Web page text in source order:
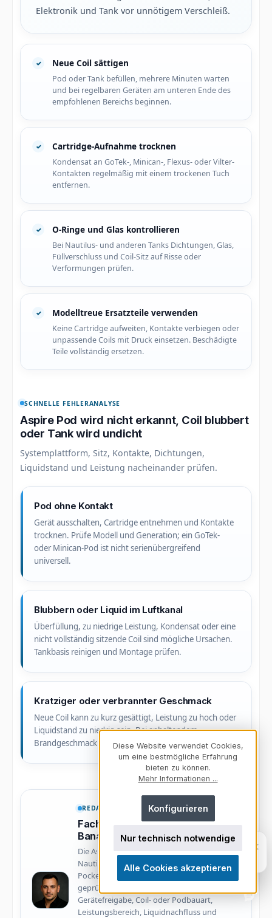
Elektronik und Tank vor unnötigem Verschleiß.
Neue Coil sättigen
Pod oder Tank befüllen, mehrere Minuten warten
und bei regelbaren Geräten am unteren Ende des
empfohlenen Bereichs beginnen.
Cartridge-Aufnahme trocknen
Kondensat an GoTek-, Minican-, Flexus- oder Vilter-
Kontakten regelmäßig mit einem trockenen Tuch
entfernen.
O-Ringe und Glas kontrollieren
Bei Nautilus- und anderen Tanks Dichtungen, Glas,
Füllverschluss und Coil-Sitz auf Risse oder
Verformungen prüfen.
Modelltreue Ersatzteile verwenden
Keine Cartridge aufweiten, Kontakte verbiegen oder
unpassende Coils mit Druck einsetzen. Beschädigte
Teile vollständig ersetzen.
SCHNELLE FEHLERANALYSE
Aspire Pod wird nicht erkannt, Coil blubbert
oder Tank wird undicht
Systemplattform, Sitz, Kontakte, Dichtungen,
Liquidstand und Leistung nacheinander prüfen.
Pod ohne Kontakt
Gerät ausschalten, Cartridge entnehmen und Kontakte
trocknen. Prüfe Modell und Generation; ein GoTek-
oder Minican-Pod ist nicht serienübergreifend
universell.
Blubbern oder Liquid im Luftkanal
Überfüllung, zu niedrige Leistung, Kondensat oder eine
nicht vollständig sitzende Coil sind mögliche Ursachen.
Tankbasis reinigen und Montage prüfen.
Kratziger oder verbrannter Geschmack
Neue Coil kann zu kurz gesättigt, Leistung zu hoch oder
Liquidstand zu niedrig sein. Bei anhaltendem
Brandgeschmack Head oder Pod austauschen.
REDAKTIONELLE VERANTWORTUNG
Fachlich eingeordnet von Boris
Banaszak
Die Aspire-Zubehörkategorie wird nach
Nautilus-, AF-, BP-, Flexus-, GoTek-, Minican-,
PockeX- und Vilter-Plattform redaktionell
geprüft. Entscheidend sind reale
Gerätefreigabe, Coil- oder Podbauart,
Leistungsbereich, Liquidnachfluss und
Fragen zu unserem Sortiment? Ich
×
Diese Website verwendet Cookies,
um eine bestmögliche Erfahrung
bieten zu können.
Mehr Informationen ...
Nur technisch notwendige
Konfigurieren
Alle Cookies akzeptieren